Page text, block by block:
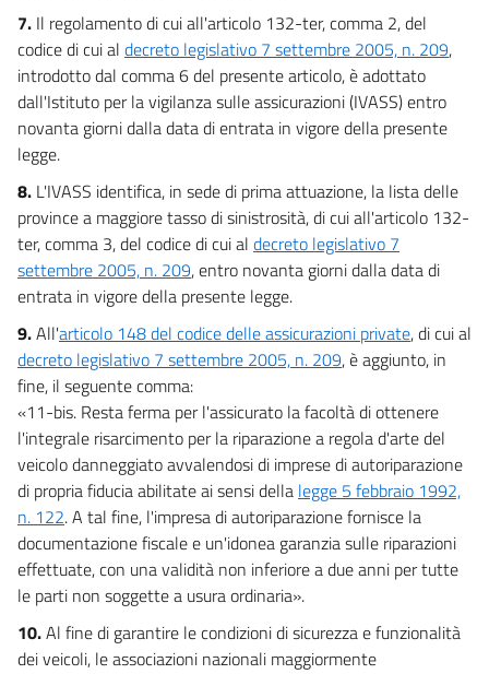
7. Il regolamento di cui all'articolo 132-ter, comma 2, del
codice di cui al decreto legislativo 7 settembre 2005, n. 209,
introdotto dal comma 6 del presente articolo, è adottato
dall'Istituto per la vigilanza sulle assicurazioni (IVASS) entro
novanta giorni dalla data di entrata in vigore della presente
legge.
8. L'IVASS identifica, in sede di prima attuazione, la lista delle
province a maggiore tasso di sinistrosità, di cui all'articolo 132-
ter, comma 3, del codice di cui al decreto legislativo 7
settembre 2005, n. 209, entro novanta giorni dalla data di
entrata in vigore della presente legge.
9.All'articolo 148 del codice delle assicurazioni private, di cui al
decreto legislativo 7 settembre 2005, n. 209, è aggiunto, in
fine, il seguente comma:
«11-bis. Resta ferma per l'assicurato la facoltà di ottenere
l'integrale risarcimento per la riparazione a regola d'arte del
veicolo danneggiato avvalendosi di imprese di autoriparazione
di propria fiducia abilitate ai sensi della legge 5 febbraio 1992,
n. 122. A tal fine, l'impresa di autoriparazione fornisce la
documentazione fiscale e un'idonea garanzia sulle riparazioni
effettuate, con una validità non inferiore a due anni per tutte
le parti non soggette a usura ordinaria».
10.Al fine di garantire le condizioni di sicurezza e funzionalità
dei veicoli, le associazioni nazionali maggiormente